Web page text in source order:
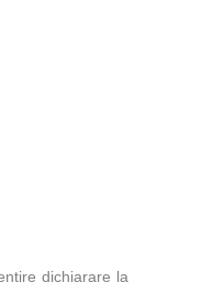
dichiarare la